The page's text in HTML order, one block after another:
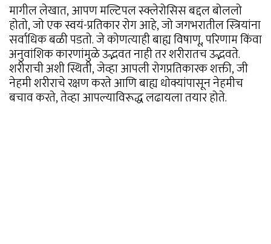
मागील लेखात, आपण मल्टिपल स्क्लेरोसिस बद्दल बोललो
होतो, जो एक स्वयं-प्रतिकार रोग आहे, जो जगभरातील स्त्रियांना
सर्वाधिक बळी पडतो. जे कोणत्याही बाह्य विषाणू, परिणाम किंवा
अनुवांशिक कारणांमुळे उद्भवत नाही तर शरीरातच उद्भवते.
शरीराची अशी स्थिती, जेव्हा आपली रोगप्रतिकारक शक्ती, जी
नेहमी शरीराचे रक्षण करते आणि बाह्य धोक्यांपासून नेहमीच
बचाव करते, तेव्हा आपल्याविरूद्ध लढायला तयार होते.